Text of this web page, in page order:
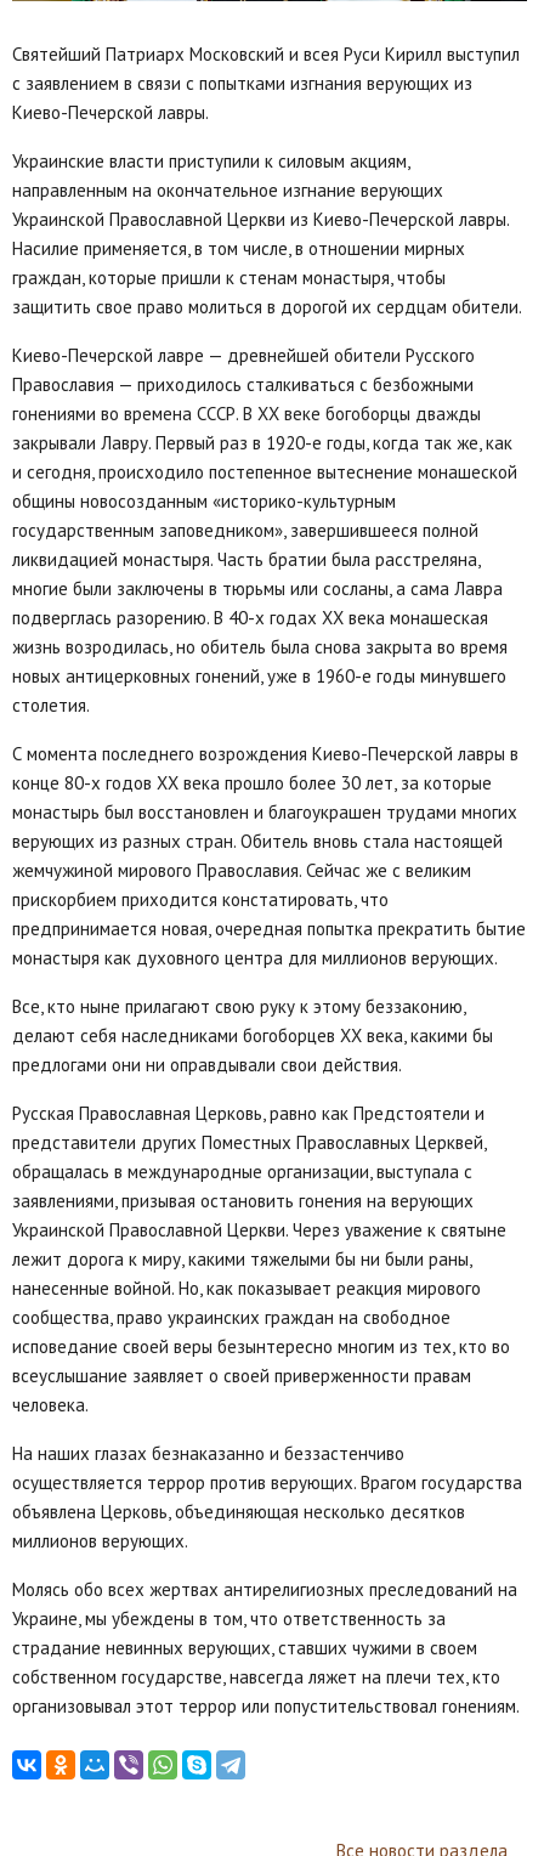
Святейший Патриарх Московский и всея Руси Кирилл выступил
с заявлением в связи с попытками изгнания верующих из
Киево-Печерской лавры.
Украинские власти приступили к силовым акциям,
направленным на окончательное изгнание верующих
Украинской Православной Церкви из Киево-Печерской лавры.
Насилие применяется, в том числе, в отношении мирных
граждан, которые пришли к стенам монастыря, чтобы
защитить свое право молиться в дорогой их сердцам обители.
Киево-Печерской лавре — древнейшей обители Русского
Православия — приходилось сталкиваться с безбожными
гонениями во времена СССР. В XX веке богоборцы дважды
закрывали Лавру. Первый раз в 1920-е годы, когда так же, как
и сегодня, происходило постепенное вытеснение монашеской
общины новосозданным «историко-культурным
государственным заповедником», завершившееся полной
ликвидацией монастыря. Часть братии была расстреляна,
многие были заключены в тюрьмы или сосланы, а сама Лавра
подверглась разорению. В 40-х годах XX века монашеская
жизнь возродилась, но обитель была снова закрыта во время
новых антицерковных гонений, уже в 1960-е годы минувшего
столетия.
С момента последнего возрождения Киево-Печерской лавры в
конце 80-х годов XX века прошло более 30 лет, за которые
монастырь был восстановлен и благоукрашен трудами многих
верующих из разных стран. Обитель вновь стала настоящей
жемчужиной мирового Православия. Сейчас же с великим
прискорбием приходится констатировать, что
предпринимается новая, очередная попытка прекратить бытие
монастыря как духовного центра для миллионов верующих.
Все, кто ныне прилагают свою руку к этому беззаконию,
делают себя наследниками богоборцев XX века, какими бы
предлогами они ни оправдывали свои действия.
Русская Православная Церковь, равно как Предстоятели и
представители других Поместных Православных Церквей,
обращалась в международные организации, выступала с
заявлениями, призывая остановить гонения на верующих
Украинской Православной Церкви. Через уважение к святыне
лежит дорога к миру, какими тяжелыми бы ни были раны,
нанесенные войной. Но, как показывает реакция мирового
сообщества, право украинских граждан на свободное
исповедание своей веры безынтересно многим из тех, кто во
всеуслышание заявляет о своей приверженности правам
человека.
На наших глазах безнаказанно и беззастенчиво
осуществляется террор против верующих. Врагом государства
объявлена Церковь, объединяющая несколько десятков
миллионов верующих.
Молясь обо всех жертвах антирелигиозных преследований на
Украине, мы убеждены в том, что ответственность за
страдание невинных верующих, ставших чужими в своем
собственном государстве, навсегда ляжет на плечи тех, кто
организовывал этот террор или попустительствовал гонениям.
Все новости раздела